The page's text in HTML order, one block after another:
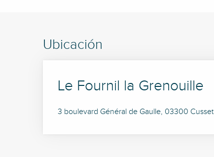
Ubicación
Le Fournil la Grenouille
3 boulevard Général de Gaulle, 03300 Cusset